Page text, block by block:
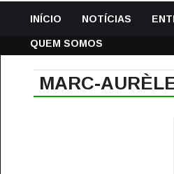
INÍCIO NOTÍCIAS
QUEM SOMOS
MARC-